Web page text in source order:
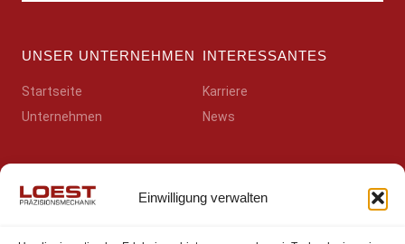
Einwilligung verwalten
UNSER UNTERNEHMEN
Startseite
Unternehmen
INTERESSANTES
Karriere
News
RECHTLICHES SOZIALES